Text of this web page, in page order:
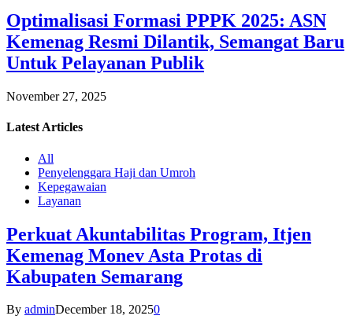
Optimalisasi Formasi PPPK 2025: ASN
Kemenag Resmi Dilantik, Semangat Baru
Untuk Pelayanan Publik
November 27, 2025
Latest Articles
All
Penyelenggara Haji dan Umroh
Kepegawaian
Layanan
Perkuat Akuntabilitas Program, Itjen
Kemenag Monev Asta Protas di
Kabupaten Semarang
By adminDecember 18, 20250